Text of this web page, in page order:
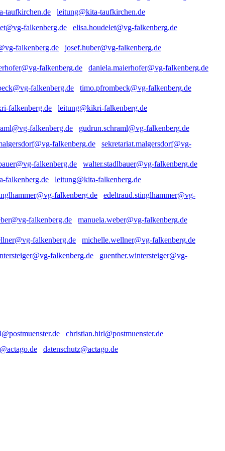
leitung@kita-taufkirchen.de
elisa.houdelet@vg-falkenberg.de
josef.huber@vg-falkenberg.de
daniela.maierhofer@vg-falkenberg.de
timo.pfrombeck@vg-falkenberg.de
leitung@kikri-falkenberg.de
gudrun.schraml@vg-falkenberg.de
sekretariat.malgersdorf@vg-
walter.stadlbauer@vg-falkenberg.de
leitung@kita-falkenberg.de
edeltraud.stinglhammer@vg-
manuela.weber@vg-falkenberg.de
michelle.wellner@vg-falkenberg.de
guenther.wintersteiger@vg-
christian.hirl@postmuenster.de
datenschutz@actago.de